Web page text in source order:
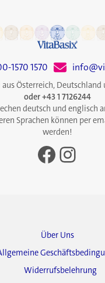
1570 1570
Österreich, Deutschland
oder +43 1 7126244
deutsch und englisch
Sprachen können per
werden!
Über Uns
Widerrufsbelehrung